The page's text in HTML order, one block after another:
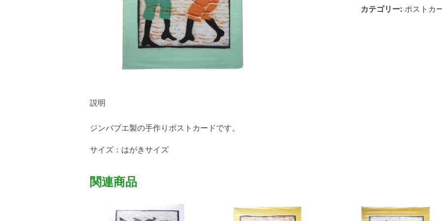
カテゴリー: ポストカ
説明
ジンバブエ製の手作りポストカードです。
サイズ：はがきサイズ
関連商品